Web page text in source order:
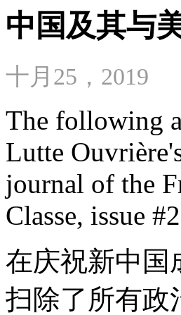
中国及其与
十月25，2019
The following
Lutte
journal of the
Classe, issue
在庆祝新中国
扫除了所有政